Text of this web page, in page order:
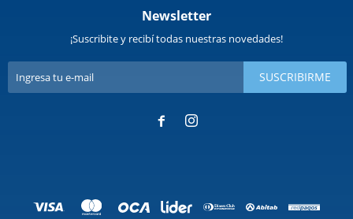
Newsletter
¡Suscribite y recibí todas nuestras novedades!
SUSCRIBIRME
 